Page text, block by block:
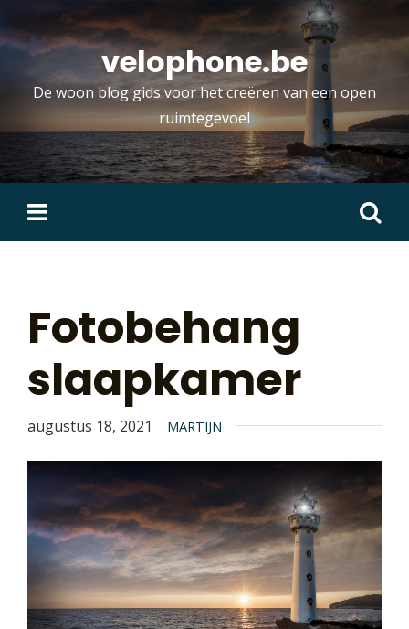
to
velophone.be
De woon blog gids voor het creëren van een open
ruimtegevoel
Zoeken
naar:
Fotobehang
slaapkamer
augustus 18, 2021 MARTIJN